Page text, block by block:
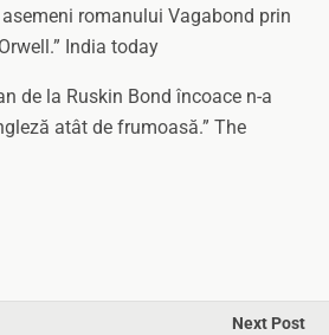
romanului Vagabond prin
India today
de la Ruskin Bond încoace n-a
atât de frumoasă.” The
Next Post